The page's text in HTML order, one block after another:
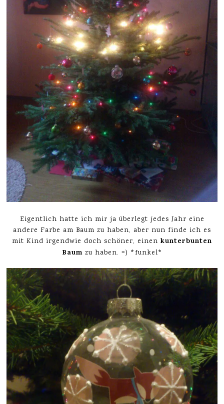
Eigentlich hatte ich mir ja überlegt jedes Jahr eine
andere Farbe am Baum zu haben, aber nun finde ich es
mit Kind irgendwie doch schöner, einen kunterbunten
Baumzu haben. =) *funkel*